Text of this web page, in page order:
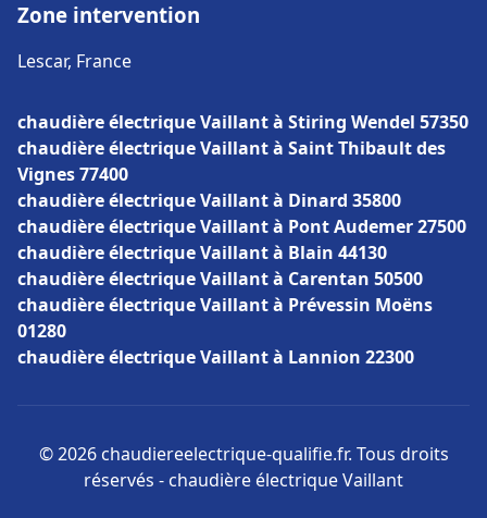
Zone intervention
Lescar, France
chaudière électrique Vaillant à Stiring Wendel 57350
chaudière électrique Vaillant à Saint Thibault des
Vignes 77400
chaudière électrique Vaillant à Dinard 35800
chaudière électrique Vaillant à Pont Audemer 27500
chaudière électrique Vaillant à Blain 44130
chaudière électrique Vaillant à Carentan 50500
chaudière électrique Vaillant à Prévessin Moëns
01280
chaudière électrique Vaillant à Lannion 22300
© 2026 chaudiereelectrique-qualifie.fr. Tous droits
réservés - chaudière électrique Vaillant